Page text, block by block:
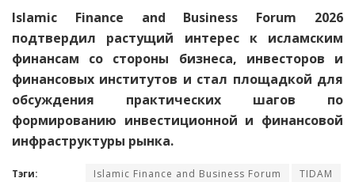
Islamic Finance and Business Forum 2026
подтвердил растущий интерес к исламским
финансам со стороны бизнеса, инвесторов и
финансовых институтов и стал площадкой для
обсуждения практических шагов по
формированию инвестиционной и финансовой
инфраструктуры рынка.
Тэги: Islamic Finance and Business Forum
TIDAM